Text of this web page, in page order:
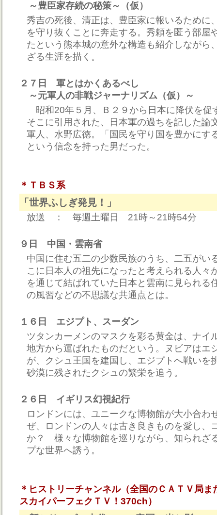
～豊臣家存続の秘策～（仮）
秀吉の死後、清正は、豊臣家に報いるために
を守り抜くことに奔走する。秀頼を匿う部屋
たという熊本城の意外な構造も紹介しながら
ざる生涯を描く。
２７日 軍とはかくあるべし
～元軍人の非戦ジャーナリズム（仮）～
昭和20年５月、Ｂ２９から日本に降伏を促
そこに引用された、日本軍の過ちを記した論
軍人、水野広徳。「国民を守り国を豊かにす
という信念を持った男だった。
＊ＴＢＳ系
「世界ふしぎ発見！」
放送 ： 毎週土曜日 21時～21時54分
９日 中国・雲南省
中国に住む五二の少数民族のうち、二五がい
こに日本人の祖先になったと考えられる人々
を通じて結ばれていた日本と雲南に見られる
の風習などの不思議な共通点とは。
１６日 エジプト、スーダン
ツタンカーメンのマスクを彩る黄金は、ナイ
地方から運ばれたものだという。ヌビアはエ
が、クシュ王国を建国し、エジプトへ戦いを
砂漠に残されたクシュの繁栄を追う。
２６日 イギリス幻視紀行
ロンドンには、ユニークな博物館が大小合わ
ぜ、ロンドンの人々は古き良きものを愛し、
か？ 様々な博物館を巡りながら、知られざ
プな世界へ誘う。
＊ヒストリーチャンネル（全国のＣＡＴＶ局
スカイパーフェクＴＶ！370ch）